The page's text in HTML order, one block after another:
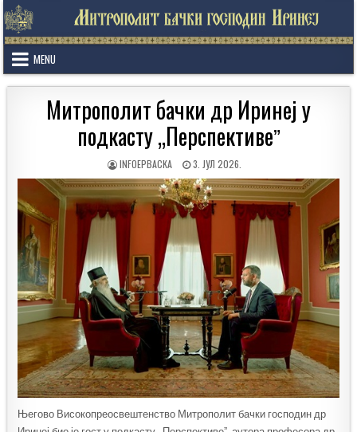
Skip
to
content
MENU
Митрополит бачки др Иринеј у
подкасту „Перспективеˮ
AUTHOR:
INFOEPBACKA
PUBLISHED
DATE:
3. ЈУЛ 2026.
Његово Високопреосвештенство Митрополит бачки господин др